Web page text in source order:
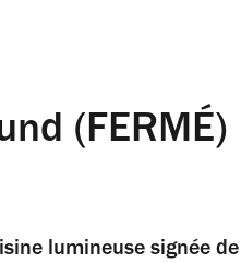
(FERMÉ)
lumineuse signée